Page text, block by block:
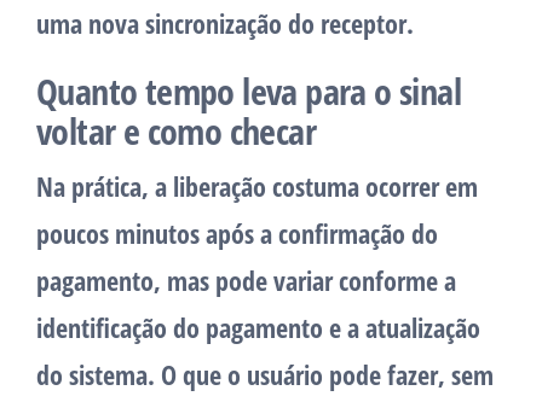
uma nova sincronização do receptor.
Quanto tempo leva para o sinal
voltar e como checar
Na prática, a liberação costuma ocorrer em
poucos minutos após a confirmação do
pagamento, mas pode variar conforme a
identificação do pagamento e a atualização
do sistema. O que o usuário pode fazer, sem